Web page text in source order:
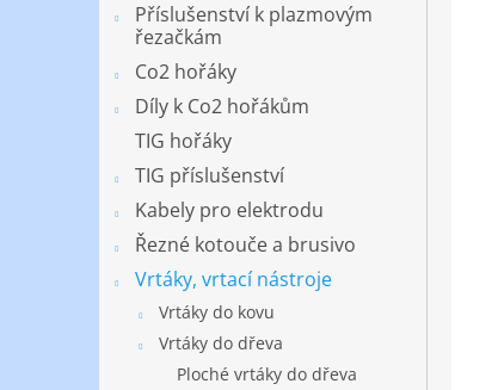
Příslušenství k plazmovým
řezačkám
Co2 hořáky
Díly k Co2 hořákům
TIG hořáky
TIG příslušenství
Kabely pro elektrodu
Řezné kotouče a brusivo
Vrtáky, vrtací nástroje
Vrtáky do kovu
Vrtáky do dřeva
Ploché vrtáky do dřeva